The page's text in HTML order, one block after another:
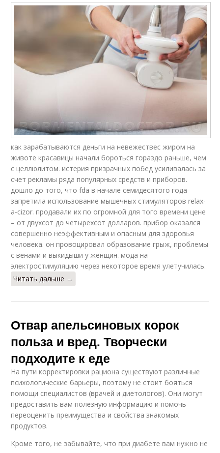
как зарабатываются деньги на невежествес жиром на
животе красавицы начали бороться гораздо раньше, чем
с целлюлитом. истерия призрачных побед усиливалась за
счет рекламы ряда популярных средств и приборов.
дошло до того, что fda в начале семидесятого года
запретила использование мышечных стимуляторов relax-
a-cizor. продавали их по огромной для того времени цене
– от двухсот до четырехсот долларов. прибор оказался
совершенно неэффективным и опасным для здоровья
человека. он провоцировал образование грыж, проблемы
с венами и выкидыши у женщин. мода на
электростимуляцию через некоторое время улетучилась.
Читать дальше →
Отвар апельсиновых корок
польза и вред. Творчески
подходите к еде
На пути корректировки рациона существуют различные
психологические барьеры, поэтому не стоит бояться
помощи специалистов (врачей и диетологов). Они могут
предоставить вам полезную информацию и помочь
переоценить преимущества и свойства знакомых
продуктов.
Кроме того, не забывайте, что при диабете вам нужно не